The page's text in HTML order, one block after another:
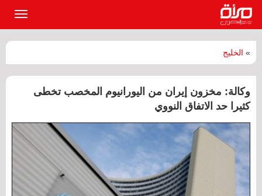
» الخليج
وكالة: مخزون إيران من اليورانيوم المخصب تخطى
كثيرا حد الاتفاق النووي